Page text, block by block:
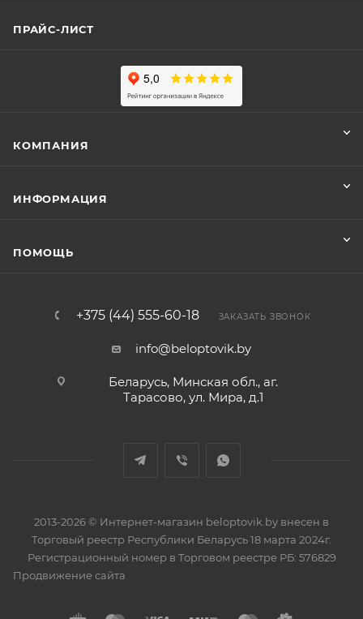
ПРАЙС-ЛИСТ
КОМПАНИЯ
ИНФОРМАЦИЯ
ПОМОЩЬ
+375 (44) 555-60-18 ЗАКАЗАТЬ ЗВОНОК
info@beloptovik.by
Беларусь, Минская обл., аг.
Тарасово, ул. Мира, д.1
2013-2026 © Интернет-магазин beloptovik.by внесен в
Торговый реестр Республики Беларусь 18 марта 2024г.
Регистрационный номер в Торговом реестре РБ: 576829
Продвижение сайта